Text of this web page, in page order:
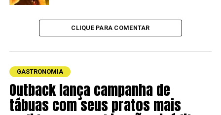
CLIQUE PARA COMENTAR
GASTRONOMIA
Outback lança campanha de
tábuas com seus pratos mais